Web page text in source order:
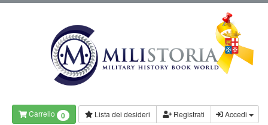
Carrello 0 Lista dei desideri Registrati Accedi